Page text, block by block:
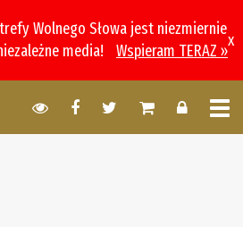
Wolnego Słowa jest niezmiernie
media!
Wspieram TERAZ »
x